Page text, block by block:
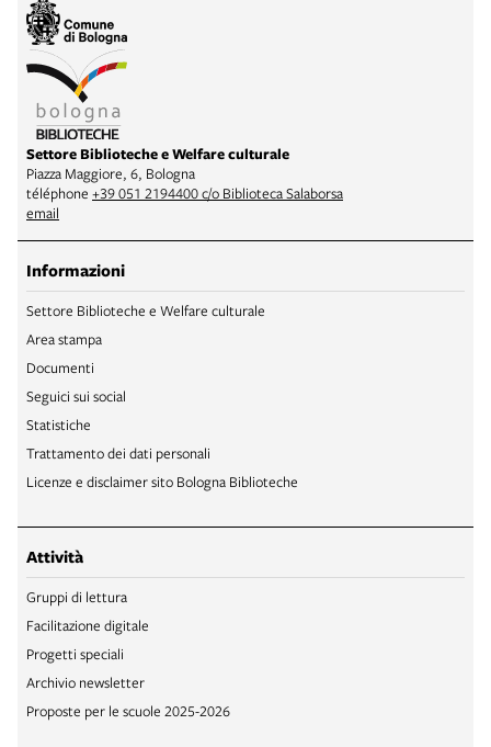
Settore Biblioteche e Welfare culturale
Piazza Maggiore, 6, Bologna
téléphone +39 051 2194400 c/o Biblioteca Salaborsa
email
Informazioni
Settore Biblioteche e Welfare culturale
Area stampa
Documenti
Seguici sui social
Statistiche
Trattamento dei dati personali
Licenze e disclaimer sito Bologna Biblioteche
Attività
Gruppi di lettura
Facilitazione digitale
Progetti speciali
Archivio newsletter
Proposte per le scuole 2025-2026